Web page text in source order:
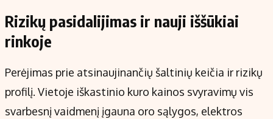
Rizikų pasidalijimas ir nauji iššūkiai
rinkoje
Perėjimas prie atsinaujinančių šaltinių keičia ir rizikų
profilį. Vietoje iškastinio kuro kainos svyravimų vis
svarbesnį vaidmenį įgauna oro sąlygos, elektros